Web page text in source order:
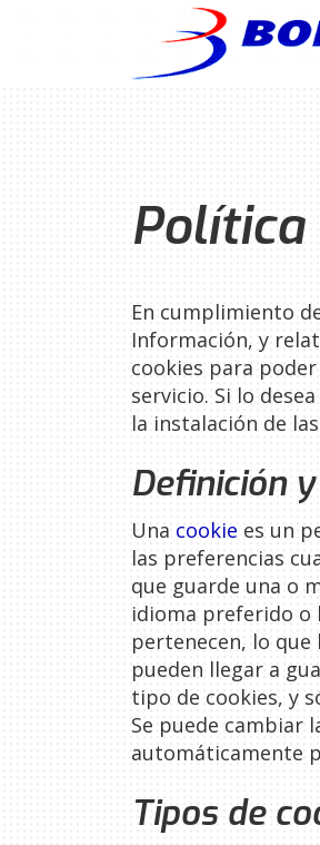
Política
En cumplimiento
Información, y
cookies para
servicio. Si lo
la instalación de
Definición
Una cookie es un
las preferencias
que guarde una o
idioma preferido o
pertenecen, lo
pueden llegar a
tipo de cookies, y
Se puede cambiar
automáticamente
Tipos de